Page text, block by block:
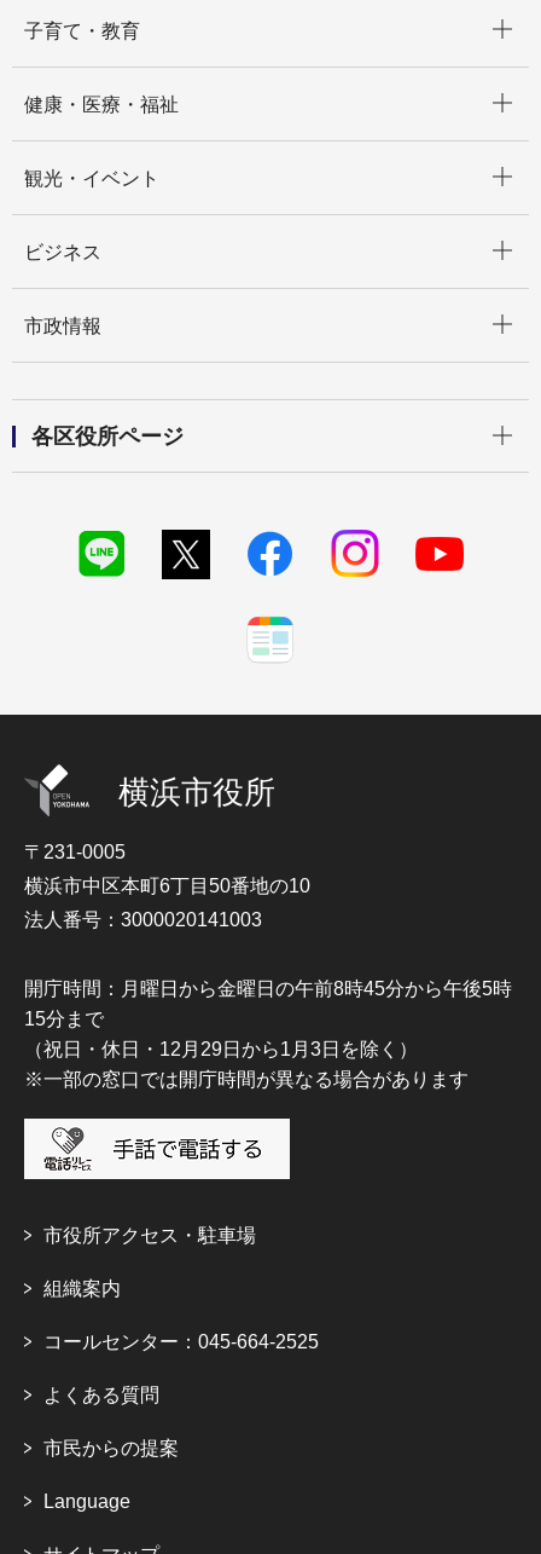
子育て・教育
健康・医療・福祉
観光・イベント
ビジネス
市政情報
各区役所ページ
横浜市役所
〒231-0005
横浜市中区本町6丁目50番地の10
法人番号：3000020141003
開庁時間：月曜日から金曜日の午前8時45分から午後5時
15分まで
（祝日・休日・12月29日から1月3日を除く）
※一部の窓口では開庁時間が異なる場合があります
市役所アクセス・駐車場
組織案内
コールセンター：045-664-2525
よくある質問
市民からの提案
Language